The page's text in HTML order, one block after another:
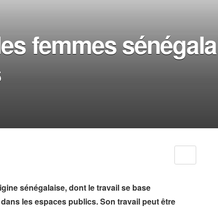
femmes
sénégalaise, dont le travail se base
les espaces publics. Son travail peut être